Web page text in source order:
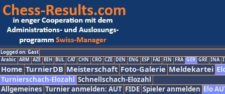
Logged on: Gast
Arabic ARM AZE BIH BUL CAT CHN CRO CZE DEN ENG ESP FAI FIN FRA GER GRE INA
Home TurnierDB Meisterschaft Foto-Galerie Meldekartei
Turnierschach-Elozahl Schnellschach-Elozahl
Allgemeines Turnier anmelden: AUT FIDE Spieler anmelden Elo